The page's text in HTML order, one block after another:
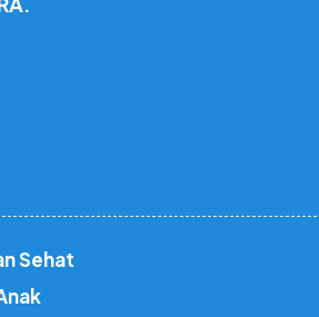
Sehat